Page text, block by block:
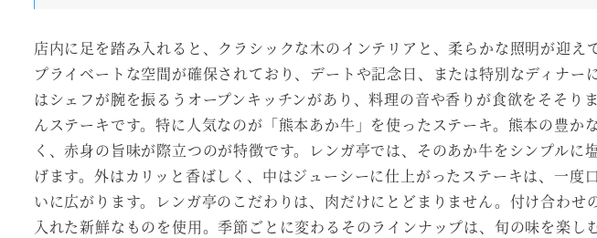
店内に足を踏み入れると、クラシックな木のインテリアと、柔らかな照明が迎え
プライベートな空間が確保されており、デートや記念日、または特別なディナー
はシェフが腕を振るうオープンキッチンがあり、料理の音や香りが食欲をそそり
んステーキです。特に人気なのが「熊本あか牛」を使ったステーキ。熊本の豊か
く、赤身の旨味が際立つのが特徴です。レンガ亭では、そのあか牛をシンプルに
げます。外はカリッと香ばしく、中はジューシーに仕上がったステーキは、一度
いに広がります。レンガ亭のこだわりは、肉だけにとどまりません。付け合わせ
入れた新鮮なものを使用。季節ごとに変わるそのラインナップは、旬の味を楽